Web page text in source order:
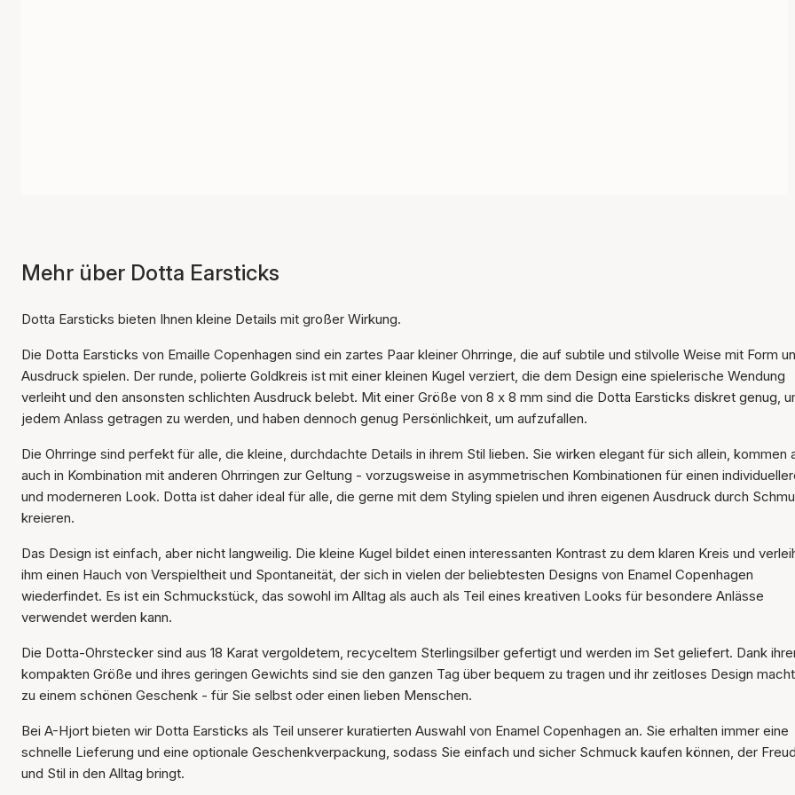
Der Artikel wurde in den
Mehr über Dotta Earsticks
Dotta Earsticks bieten Ihnen kleine Details mit großer Wirkung.
Die Dotta Earsticks von Emaille Copenhagen sind ein zartes Paar kleiner Ohrringe, die auf subtile und stilvolle Weise mit Form
Ausdruck spielen. Der runde, polierte Goldkreis ist mit einer kleinen Kugel verziert, die dem Design eine spielerische Wendung
verleiht und den ansonsten schlichten Ausdruck belebt. Mit einer Größe von 8 x 8 mm sind die Dotta Earsticks diskret genug,
jedem Anlass getragen zu werden, und haben dennoch genug Persönlichkeit, um aufzufallen.
Die Ohrringe sind perfekt für alle, die kleine, durchdachte Details in ihrem Stil lieben. Sie wirken elegant für sich allein, kommen
auch in Kombination mit anderen Ohrringen zur Geltung - vorzugsweise in asymmetrischen Kombinationen für einen
und moderneren Look. Dotta ist daher ideal für alle, die gerne mit dem Styling spielen und ihren eigenen Ausdruck durch
kreieren.
Das Design ist einfach, aber nicht langweilig. Die kleine Kugel bildet einen interessanten Kontrast zu dem klaren Kreis und
ihm einen Hauch von Verspieltheit und Spontaneität, der sich in vielen der beliebtesten Designs von Enamel Copenhagen
wiederfindet. Es ist ein Schmuckstück, das sowohl im Alltag als auch als Teil eines kreativen Looks für besondere Anlässe
verwendet werden kann.
Die Dotta-Ohrstecker sind aus 18 Karat vergoldetem, recyceltem Sterlingsilber gefertigt und werden im Set geliefert. Dank
kompakten Größe und ihres geringen Gewichts sind sie den ganzen Tag über bequem zu tragen und ihr zeitloses Design
zu einem schönen Geschenk - für Sie selbst oder einen lieben Menschen.
Bei A-Hjort bieten wir Dotta Earsticks als Teil unserer kuratierten Auswahl von Enamel Copenhagen an. Sie erhalten immer eine
schnelle Lieferung und eine optionale Geschenkverpackung, sodass Sie einfach und sicher Schmuck kaufen können, der
und Stil in den Alltag bringt.